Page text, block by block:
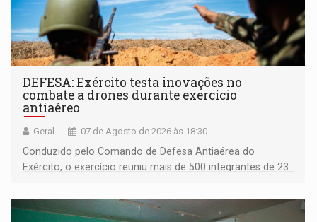
DEFESA: Exército testa inovações no
combate a drones durante exercício
antiaéreo
Geral 07 de Agosto de 2026 às 18:30
Conduzido pelo Comando de Defesa Antiaérea do
Exército, o exercício reuniu mais de 500 integrantes de 23